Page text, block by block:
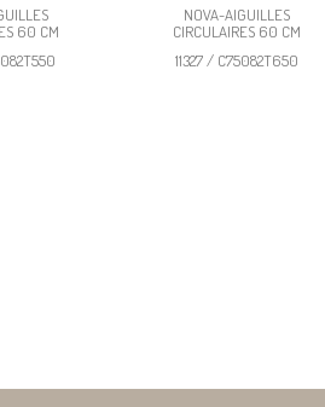
60 CM
NOVA-AIGUILLES
CIRCULAIRES 60 CM
11327 / C75082T650